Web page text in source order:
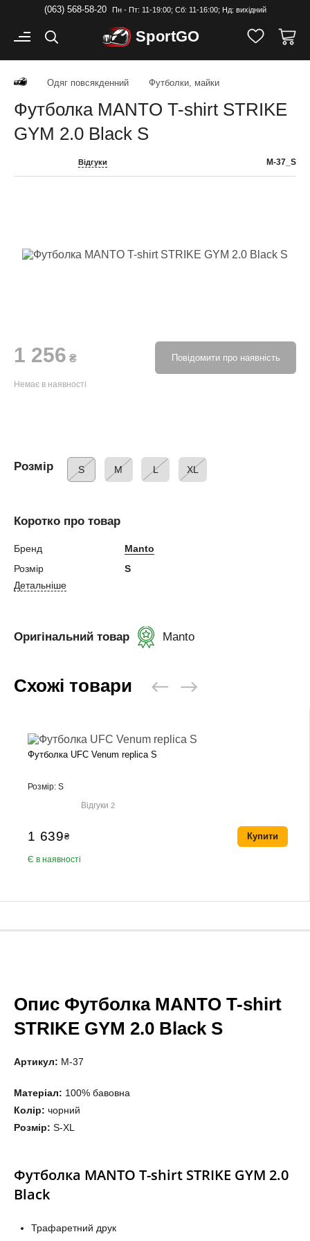
(063) 568-58-20 Пн - Пт: 11-19:00; Cб: 11-16:00; Нд: вихідний
SportGO
Одяг повсякденний Футболки, майки
Футболка MANTO T-shirt STRIKE
GYM 2.0 Black S
Відгуки M-37_S
1 256 ₴
Немає в наявності
Повідомити про наявність
Розмір S M L XL
Коротко про товар
Бренд
Manto
Розмір
S
Детальніше
Оригінальний товар Manto
Схожі товари
Футболка UFC Venum replica S
Розмір: S
Відгуки2
1 639₴
Є в наявності
Купити
Опис Футболка MANTO T-shirt
STRIKE GYM 2.0 Black S
Артикул: M-37
Матеріал: 100% бавовна
Колір: чорний
Розмір: S-XL
Футболка MANTO T-shirt STRIKE GYM 2.0
Black
Трафаретний друк